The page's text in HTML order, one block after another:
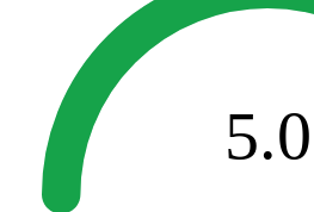
5.0